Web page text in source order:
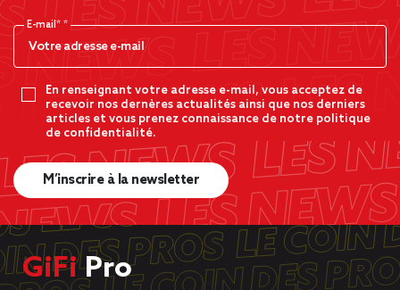
E-mail*
En renseignant votre adresse e-mail, vous acceptez de
recevoir nos dernères actualités ainsi que nos derniers
articles et vous prenez connaissance de notre politique
de confidentialité.
M’inscrire à la newsletter
GiFiPro